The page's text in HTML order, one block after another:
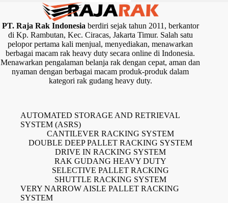
PT. Raja Rak Indonesiaberdiri sejak tahun 2011, berkantor
di Kp. Rambutan, Kec. Ciracas, Jakarta Timur. Salah satu
pelopor pertama kali menjual, menyediakan, menawarkan
berbagai macam rak heavy duty secara online di Indonesia.
Menawarkan pengalaman belanja rak dengan cepat, aman dan
nyaman dengan berbagai macam produk-produk dalam
kategori rak gudang heavy duty.
AUTOMATED STORAGE AND RETRIEVAL
SYSTEM (ASRS)
CANTILEVER RACKING SYSTEM
DOUBLE DEEP PALLET RACKING SYSTEM
DRIVE IN RACKING SYSTEM
RAK GUDANG HEAVY DUTY
SELECTIVE PALLET RACKING
SHUTTLE RACKING SYSTEM
VERY NARROW AISLE PALLET RACKING
SYSTEM